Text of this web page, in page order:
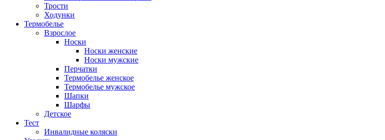
Трости
Ходунки
Термобелье
Взрослое
Носки
Носки женские
Носки мужские
Перчатки
Термобелье женское
Термобелье мужское
Шапки
Шарфы
Детское
Тест
Инвалидные коляски